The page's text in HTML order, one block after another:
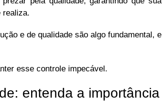
realiza.
e de qualidade são algo fundamental, e
esse controle impecável.
entenda a importância